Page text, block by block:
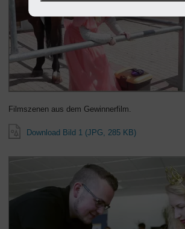
Filmszenen aus dem Gewinnerfilm.
Download Bild 1 (JPG, 285 KB)